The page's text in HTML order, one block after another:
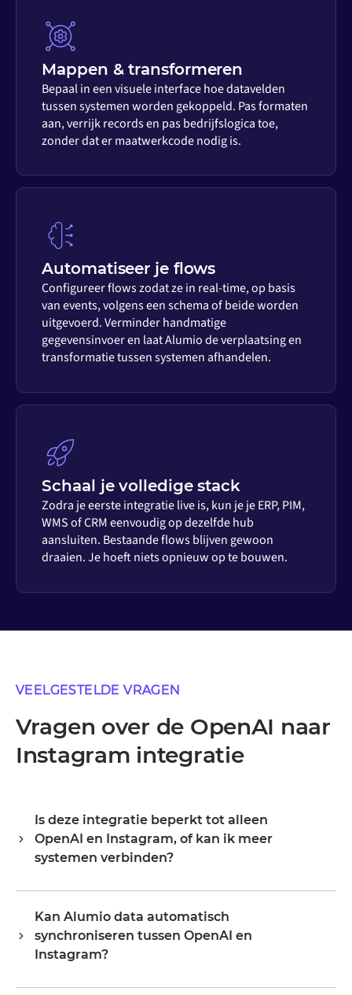
Mappen & transformeren
Bepaal in een visuele interface hoe datavelden
tussen systemen worden gekoppeld. Pas formaten
aan, verrijk records en pas bedrijfslogica toe,
zonder dat er maatwerkcode nodig is.
Automatiseer je flows
Configureer flows zodat ze in real-time, op basis
van events, volgens een schema of beide worden
uitgevoerd. Verminder handmatige
gegevensinvoer en laat Alumio de verplaatsing en
transformatie tussen systemen afhandelen.
Schaal je volledige stack
Zodra je eerste integratie live is, kun je je ERP, PIM,
WMS of CRM eenvoudig op dezelfde hub
aansluiten. Bestaande flows blijven gewoon
draaien. Je hoeft niets opnieuw op te bouwen.
VEELGESTELDE VRAGEN
Vragen over de OpenAI naar
Instagram integratie
Is deze integratie beperkt tot alleen
OpenAI en Instagram, of kan ik meer
systemen verbinden?
verbonden zijn, breid je hetzelfde platform uit naar je
ERP, PIM, WMS, CRM of een ander systeem in je
landschap, waarbij je bestaande configuratie
Organisaties starten doorgaans met één of twee
Kan Alumio data automatisch
synchroniseren tussen OpenAI en
Instagram?